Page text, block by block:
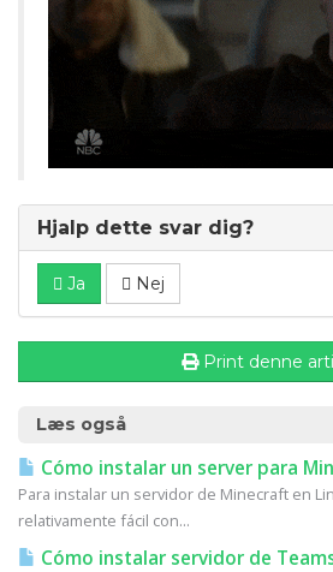
Hjalp dette svar dig?
Ja Nej
Print denne
Læs også
Cómo instalar un server para
Para instalar un servidor de Minecraft en
relativamente fácil con...
Cómo instalar servidor de